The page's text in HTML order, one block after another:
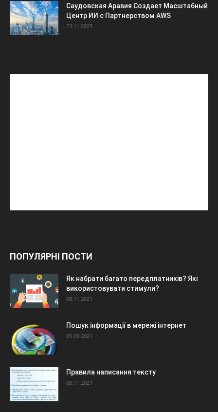
Саудовская Аравия Создает Масштабный
Центр ИИ с Партнерством AWS
23.11.2025
ПОПУЛЯРНІ ПОСТИ
Як набрати багато передплатників? Які
використовувати стимули?
08.11.2021
Пошук інформації в мережі інтернет
05.09.2021
Правила написання тексту
08.11.2021